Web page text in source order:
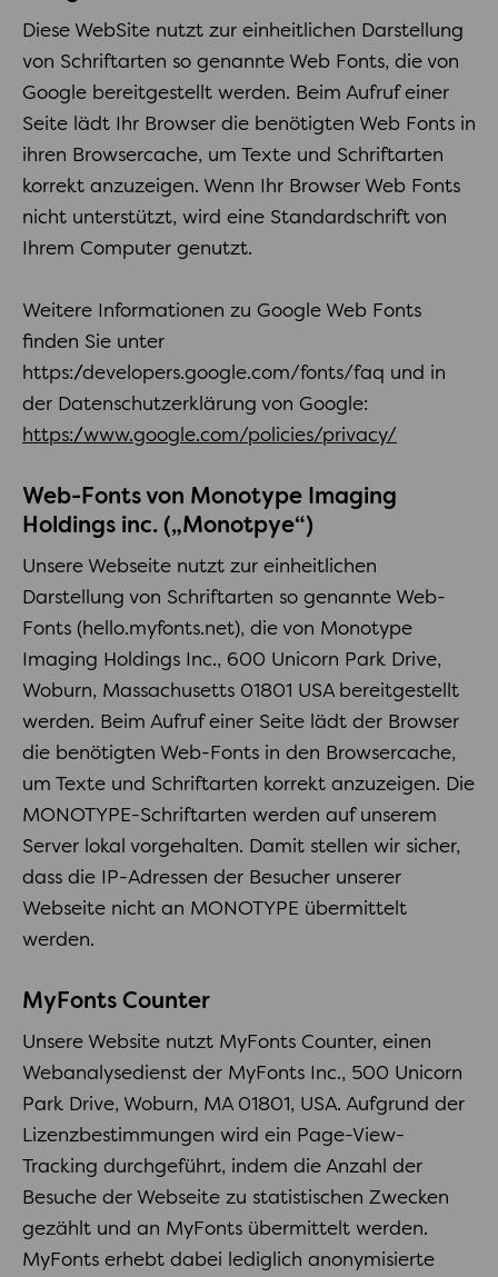
Diese WebSite nutzt zur einheitlichen Darstellung
von Schriftarten so genannte Web Fonts, die von
Google bereitgestellt werden. Beim Aufruf einer
Seite lädt Ihr Browser die benötigten Web Fonts in
ihren Browsercache, um Texte und Schriftarten
korrekt anzuzeigen. Wenn Ihr Browser Web Fonts
nicht unterstützt, wird eine Standardschrift von
Ihrem Computer genutzt.
Weitere Informationen zu Google Web Fonts
finden Sie unter
https://developers.google.com/fonts/faq und in
der Datenschutzerklärung von Google:
https://www.google.com/policies/privacy/
Web-Fonts von Monotype Imaging
Holdings inc. („Monotpye“)
Unsere Webseite nutzt zur einheitlichen
Darstellung von Schriftarten so genannte Web-
Fonts (hello.myfonts.net), die von Monotype
Imaging Holdings Inc., 600 Unicorn Park Drive,
Woburn, Massachusetts 01801 USA bereitgestellt
werden. Beim Aufruf einer Seite lädt der Browser
die benötigten Web-Fonts in den Browsercache,
um Texte und Schriftarten korrekt anzuzeigen. Die
MONOTYPE-Schriftarten werden auf unserem
Server lokal vorgehalten. Damit stellen wir sicher,
dass die IP-Adressen der Besucher unserer
Webseite nicht an MONOTYPE übermittelt
werden.
MyFonts Counter
Unsere Website nutzt MyFonts Counter, einen
Webanalysedienst der MyFonts Inc., 500 Unicorn
Park Drive, Woburn, MA 01801, USA. Aufgrund der
Lizenzbestimmungen wird ein Page-View-
Tracking durchgeführt, indem die Anzahl der
Besuche der Webseite zu statistischen Zwecken
gezählt und an MyFonts übermittelt werden.
MyFonts erhebt dabei lediglich anonymisierte